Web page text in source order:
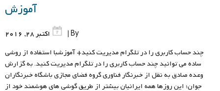
آموزش
By |
اکتبر 28, 2016
چند حساب کاربری را در تلگرام مدیریت کنید+ آموزشبا استفاده از روشی
ساده می توانید چند حساب کاربری را در تلگرام مدیریت کنید. به گزارش
وعده صادق به نقل از خبرنگار فناوری گروه فضای مجازی باشگاه خبرنگاران
جوان؛ این روزها همه ایرانیان بیشتر از طریق گوشی های هوشمند خود از